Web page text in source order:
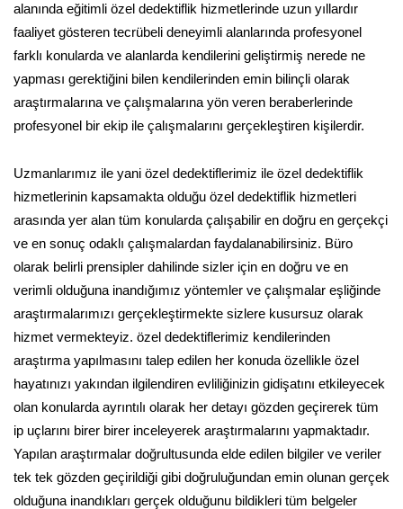
alanında eğitimli özel dedektiflik hizmetlerinde uzun yıllardır
faaliyet gösteren tecrübeli deneyimli alanlarında profesyonel
farklı konularda ve alanlarda kendilerini geliştirmiş nerede ne
yapması gerektiğini bilen kendilerinden emin bilinçli olarak
araştırmalarına ve çalışmalarına yön veren beraberlerinde
profesyonel bir ekip ile çalışmalarını gerçekleştiren kişilerdir.
Uzmanlarımız ile yani özel dedektiflerimiz ile özel dedektiflik
hizmetlerinin kapsamakta olduğu özel dedektiflik hizmetleri
arasında yer alan tüm konularda çalışabilir en doğru en gerçekçi
ve en sonuç odaklı çalışmalardan faydalanabilirsiniz. Büro
olarak belirli prensipler dahilinde sizler için en doğru ve en
verimli olduğuna inandığımız yöntemler ve çalışmalar eşliğinde
araştırmalarımızı gerçekleştirmekte sizlere kusursuz olarak
hizmet vermekteyiz. özel dedektiflerimiz kendilerinden
araştırma yapılmasını talep edilen her konuda özellikle özel
hayatınızı yakından ilgilendiren evliliğinizin gidişatını etkileyecek
olan konularda ayrıntılı olarak her detayı gözden geçirerek tüm
ip uçlarını birer birer inceleyerek araştırmalarını yapmaktadır.
Yapılan araştırmalar doğrultusunda elde edilen bilgiler ve veriler
tek tek gözden geçirildiği gibi doğruluğundan emin olunan gerçek
olduğuna inandıkları gerçek olduğunu bildikleri tüm belgeler